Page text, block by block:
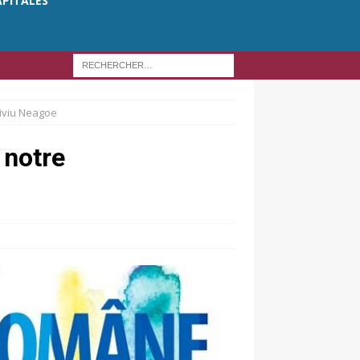
Neagoe